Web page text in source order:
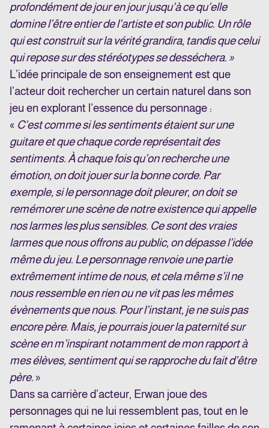
profondément de jour en jour jusqu’à ce qu’elle
domine l’être entier de l’artiste et son public. Un rôle
qui est construit sur la vérité grandira, tandis que celui
qui repose sur des stéréotypes se desséchera. »
L’idée principale de son enseignement est que
l’acteur doit rechercher un certain naturel dans son
jeu en explorant l’essence du personnage :
« C’est comme si les sentiments étaient sur une
guitare et que chaque corde représentait des
sentiments. À chaque fois qu’on recherche une
émotion, on doit jouer sur la bonne corde. Par
exemple, si le personnage doit pleurer, on doit se
remémorer une scène de notre existence qui appelle
nos larmes les plus sensibles. Ce sont des vraies
larmes que nous offrons au public, on dépasse l’idée
même du jeu. Le personnage renvoie une partie
extrêmement intime de nous, et cela même s’il ne
nous ressemble en rien ou ne vit pas les mêmes
évènements que nous. Pour l’instant, je ne suis pas
encore père. Mais, je pourrais jouer la paternité sur
scène en m’inspirant notamment de mon rapport à
mes élèves, sentiment qui se rapproche du fait d’être
père. »
Dans sa carrière d’acteur, Erwan joue des
personnages qui ne lui ressemblent pas, tout en le